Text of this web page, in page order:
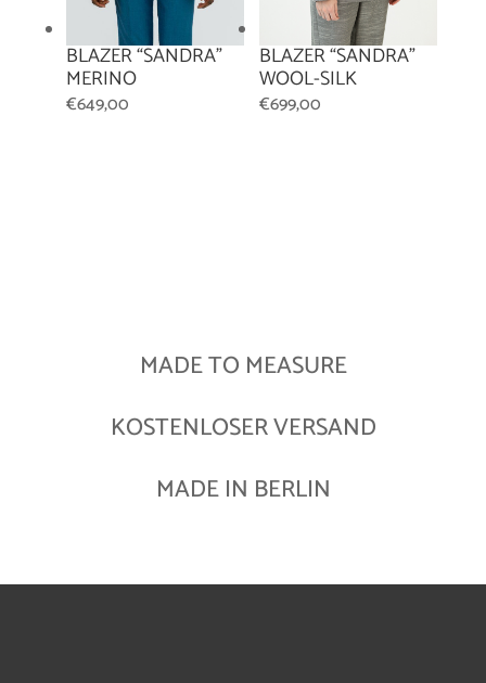
BLAZER “SANDRA”
MERINO
€649,00
BLAZER “SANDRA”
WOOL-SILK
€699,00
MADE TO MEASURE
KOSTENLOSER VERSAND
MADE IN BERLIN